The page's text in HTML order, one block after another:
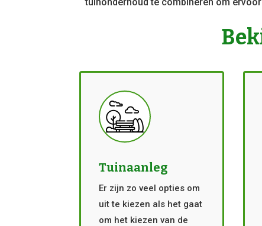
Tuinaanleg
Er zijn zo veel opties om
uit te kiezen als het gaat
om het kiezen van de